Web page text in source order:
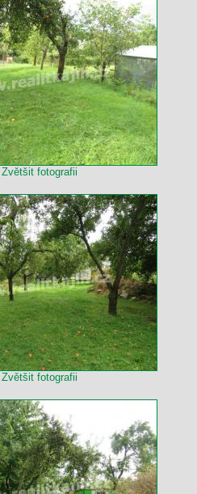
Zvětšit fotografii
Zvětšit fotografii